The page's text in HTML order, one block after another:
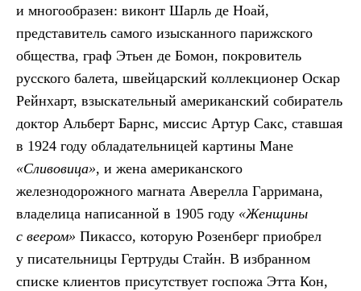
и многообразен: виконт Шарль де Ноай,
представитель самого изысканного парижского
общества, граф Этьен де Бомон, покровитель
русского балета, швейцарский коллекционер Оскар
Рейнхарт, взыскательный американский собиратель
доктор Альберт Барнс, миссис Артур Сакс, ставшая
в 1924 году обладательницей картины Мане
«Сливовица», и жена американского
железнодорожного магната Аверелла Гарримана,
владелица написанной в 1905 году «Женщины
с веером» Пикассо, которую Розенберг приобрел
у писательницы Гертруды Стайн. В избранном
списке клиентов присутствует госпожа Этта Кон,